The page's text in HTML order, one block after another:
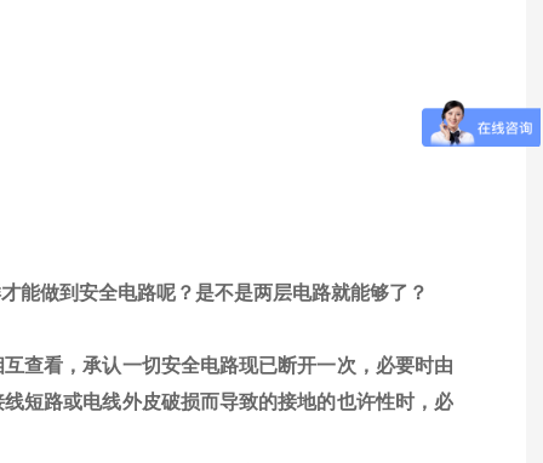
能做到安全电路呢？是不是两层电路就能够了？
查看，承认一切安全电路现已断开一次，必要时由
短路或电线外皮破损而导致的接地的也许性时，必